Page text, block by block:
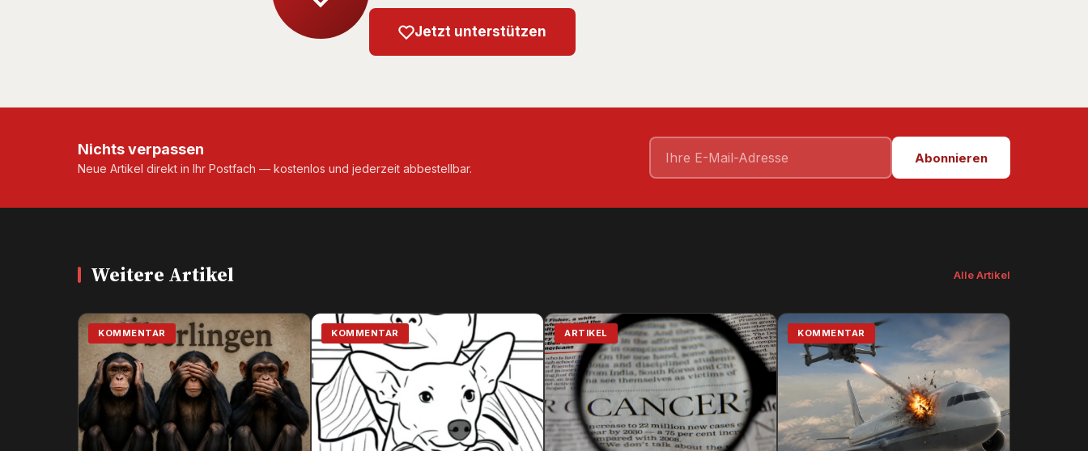
Jetzt unterstützen
Nichts verpassen
Neue Artikel direkt in Ihr Postfach — kostenlos und jederzeit abbestellbar.
Abonnieren
Weitere Artikel Alle Artikel
KOMMENTAR KOMMENTAR ARTIKEL KOMMENTAR